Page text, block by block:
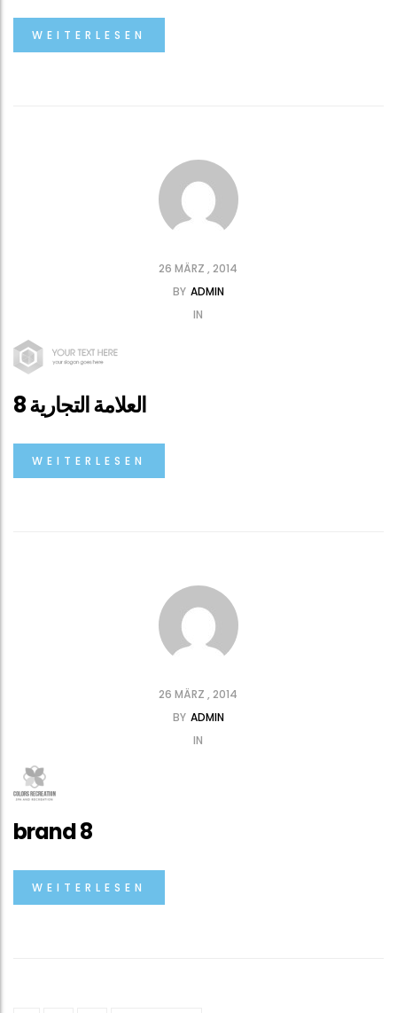
WEITERLESEN
26 MÄRZ , 2014
BY ADMIN
IN
العلامة التجارية 8
WEITERLESEN
26 MÄRZ , 2014
BY ADMIN
IN
brand 8
WEITERLESEN